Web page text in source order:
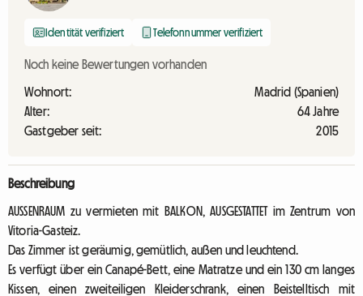
Identität verifiziert Telefonnummer verifiziert
Noch keine Bewertungen vorhanden
Wohnort:
Madrid (Spanien)
Alter:
64 Jahre
Gastgeber seit:
2015
Beschreibung
AUSSENRAUM zu vermieten mit BALKON, AUSGESTATTET im Zentrum von
Vitoria-Gasteiz.
Das Zimmer ist geräumig, gemütlich, außen und leuchtend.
Es verfügt über ein Canapé-Bett, eine Matratze und ein 130 cm langes
Kissen, einen zweiteiligen Kleiderschrank, einen Beistelltisch mit